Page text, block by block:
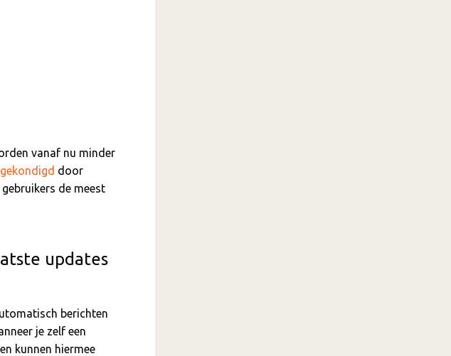
vanaf nu minder
door
de meest
updates
berichten
je zelf een
kunnen hiermee